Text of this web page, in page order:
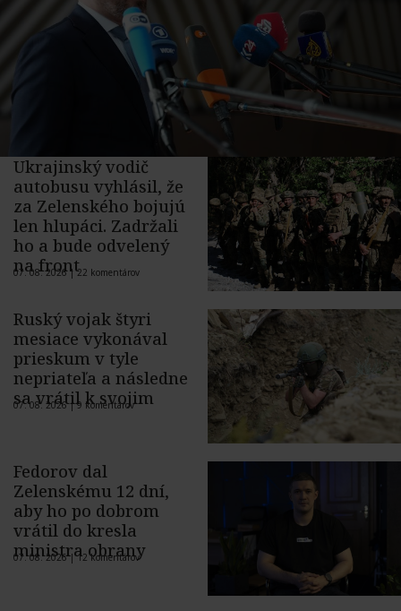
Ukrajinský vodič
autobusu vyhlásil, že
za Zelenského bojujú
len hlupáci. Zadržali
ho a bude odvelený
na front
07. 08. 2026 |22 komentárov
Ruský vojak štyri
mesiace vykonával
prieskum v tyle
nepriateľa a následne
sa vrátil k svojim
07. 08. 2026 |9 komentárov
Fedorov dal
Zelenskému 12 dní,
aby ho po dobrom
vrátil do kresla
ministra obrany
07. 08. 2026 |12 komentárov